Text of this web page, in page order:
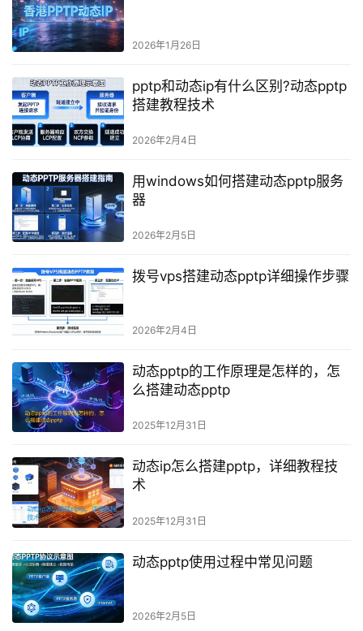
2026年1月26日
pptp和动态ip有什么区别?动态pptp
搭建教程技术
2026年2月4日
用windows如何搭建动态pptp服务
器
2026年2月5日
拨号vps搭建动态pptp详细操作步骤
2026年2月4日
动态pptp的工作原理是怎样的，怎
么搭建动态pptp
2025年12月31日
动态ip怎么搭建pptp，详细教程技
术
2025年12月31日
动态pptp使用过程中常见问题
2026年2月5日